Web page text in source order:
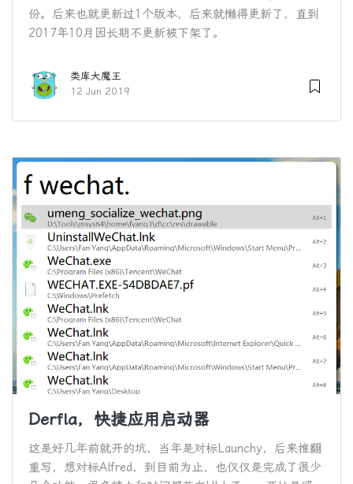
份。后来也就更新过1个版本，后来就懒得更新了，直到
2017年10月因长期不更新被下架了。
类库大魔王
12 Jun 2019
Derfla，快捷应用启动器
这是好几年前就开的坑，当年是对标Launchy，后来推翻
重写，想对标Alfred，到目前为止，也仅仅是完成了很少